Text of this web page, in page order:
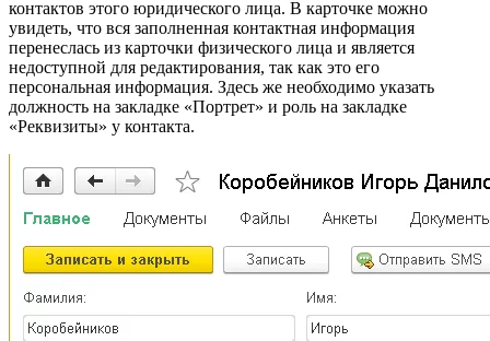
контактов этого юридического лица. В карточке можно
увидеть, что вся заполненная контактная информация
перенеслась из карточки физического лица и является
недоступной для редактирования, так как это его
персональная информация. Здесь же необходимо указать
должность на закладке «Портрет» и роль на закладке
«Реквизиты» у контакта.